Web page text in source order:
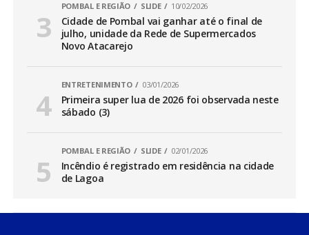
POMBAL E REGIÃO SLIDE 10/02/2026
Cidade de Pombal vai ganhar até o final de
julho, unidade da Rede de Supermercados
Novo Atacarejo
ENTRETENIMENTO 03/01/2026
Primeira super lua de 2026 foi observada neste
sábado (3)
POMBAL E REGIÃO SLIDE 02/01/2026
Incêndio é registrado em residência na cidade
de Lagoa